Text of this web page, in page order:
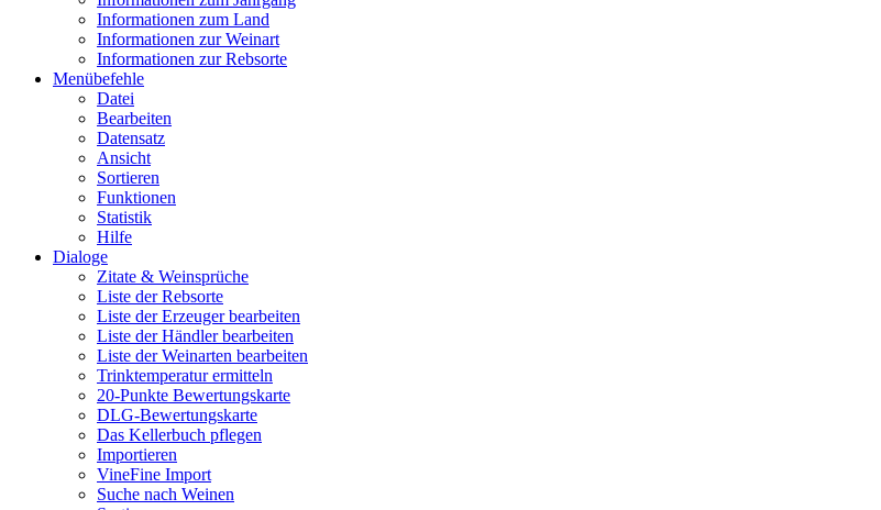
Informationen zum Land
Informationen zur Weinart
Informationen zur Rebsorte
Menübefehle
Datei
Bearbeiten
Datensatz
Ansicht
Sortieren
Funktionen
Statistik
Hilfe
Dialoge
Zitate & Weinsprüche
Liste der Rebsorte
Liste der Erzeuger bearbeiten
Liste der Händler bearbeiten
Liste der Weinarten bearbeiten
Trinktemperatur ermitteln
20-Punkte Bewertungskarte
DLG-Bewertungskarte
Das Kellerbuch pflegen
Importieren
VineFine Import
Suche nach Weinen